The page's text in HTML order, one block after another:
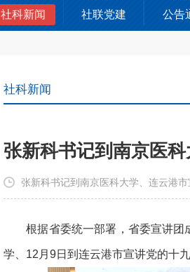
社科新闻
社联党建 公告
社科新闻
张新科书记到南京医
张新科书记到南京医科大学、连云港
根据省委统一部署，省委宣讲
学、12月9日到连云港市宣讲党的十